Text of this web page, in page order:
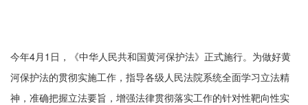
今年4月1日，《中华人民共和国黄河保护法》正式施行。为做好黄
河保护法的贯彻实施工作，指导各级人民法院系统全面学习立法精
神，准确把握立法要旨，增强法律贯彻落实工作的针对性靶向性实